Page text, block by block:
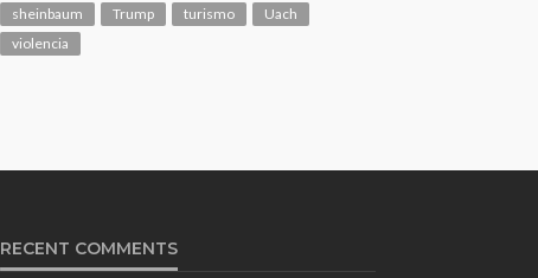
sheinbaum
Trump turismo
Uach
violencia
RECENT COMMENTS